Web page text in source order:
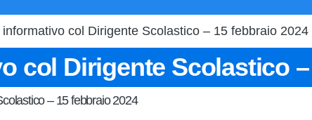
informativo col Dirigente Scolastico – 15 febbraio 2024
col Dirigente Scolastico
– 15 febbraio 2024